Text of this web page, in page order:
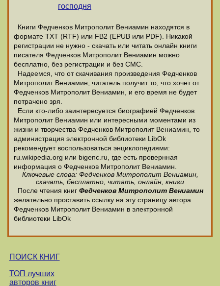
господня
Книги Федченков Митрополит Вениамин находятся в
формате ТХТ (RTF) или FB2 (EPUB или PDF). Никакой
регистрации не нужно - скачать или читать онлайн книги
писателя Федченков Митрополит Вениамин можно
бесплатно, без регистрации и без СМС.
Надеемся, что от скачивания произведения Федченков
Митрополит Вениамин, читатель получит то, что хочет от
Федченков Митрополит Вениамин, и его время не будет
потрачено зря.
Если кто-либо заинтересуется биографией Федченков
Митрополит Вениамин или интересными моментами из
жизни и творчества Федченков Митрополит Вениамин, то
администрация электронной библиотеки LibOk
рекомендует воспользоваться энциклопедиями:
ru.wikipedia.org или bigenc.ru, где есть провернная
информация о Федченков Митрополит Вениамин.
Ключевые слова: Федченков Митрополит Вениамин,
скачать, бесплатно, читать, онлайн, книги
После чтения книг Федченков Митрополит Вениамин
желательно проставить ссылку на эту страницу автора
Федченков Митрополит Вениамин в электронной
библиотеки LibOk
ПОИСК КНИГ
ТОП лучших
авторов книг